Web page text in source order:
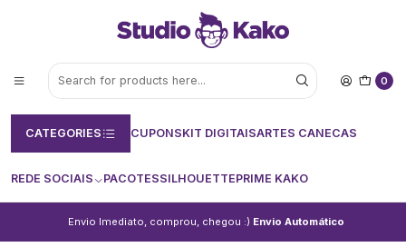
0
CATEGORIES CUPONSKIT DIGITAISARTES CANECAS
REDE SOCIAIS PACOTESSILHOUETTEPRIME KAKO
Envio Imediato, comprou, chegou :) Envio Automático